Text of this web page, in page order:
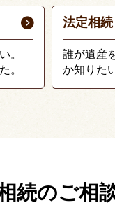
。
。
法定相続
誰が遺産
か知りた
続のご相